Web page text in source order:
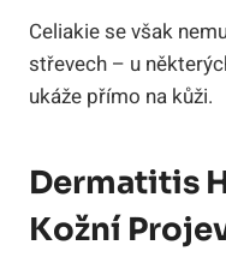
Celiakie se však
střevech – u
ukáže přímo na kůži.
Dermatitis
Kožní